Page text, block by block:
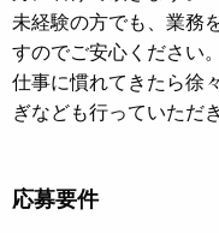
未経験の方でも、業務
すのでご安心ください。
仕事に慣れてきたら徐
ぎなども行っていただ
応募要件